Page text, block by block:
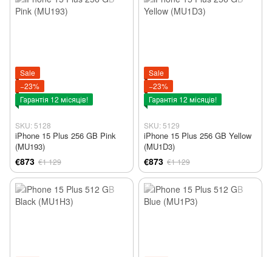
Sale
−23%
Гарантія 12 місяців!
SKU: 5128
iPhone 15 Plus 256 GB Pink
(MU193)
€873 €1 129
Sale
−23%
Гарантія 12 місяців!
SKU: 5129
iPhone 15 Plus 256 GB Yellow
(MU1D3)
€873 €1 129